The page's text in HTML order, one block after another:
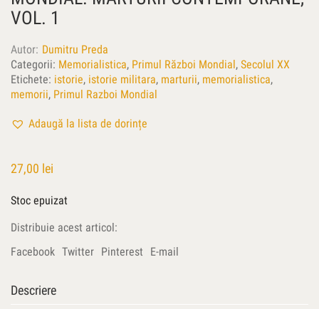
VOL. 1
Autor Dumitru Preda
Categorii: Memorialistica, Primul Război Mondial, Secolul XX
Etichete: istorie, istorie militara, marturii, memorialistica,
memorii, Primul Razboi Mondial
Adaugă la lista de dorințe
27,00 lei
Stoc epuizat
Distribuie acest articol:
Facebook Twitter Pinterest E-mail
Descriere